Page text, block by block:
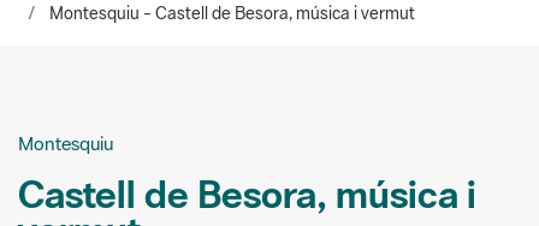
vermut
Visites guiades | Concerts